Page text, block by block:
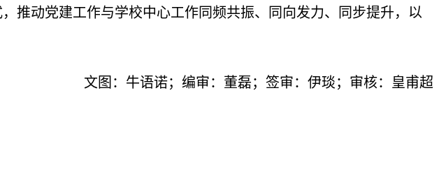
推动党建工作与学校中心工作同频共振、同向发力、同步提升，以
文图：牛语诺；编审：董磊；签审：伊琰；审核：皇甫超